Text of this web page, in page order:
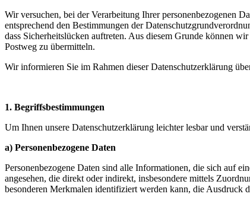
Wir versuchen, bei der Verarbeitung Ihrer personenbezogenen
entsprechend den Bestimmungen der
dass Sicherheitslücken auftreten. Aus diesem Grunde können
Postweg zu übermitteln.
Wir informieren Sie im Rahmen dieser Datenschutzerklärung
1. Begriffsbestimmungen
Um Ihnen unsere Datenschutzerklärung leichter lesbar und
a) Personenbezogene Daten
Personenbezogene Daten sind alle Informationen, die sich auf
angesehen, die direkt oder indirekt, insbesondere mittels
besonderen Merkmalen identifiziert werden kann, die Ausdruck